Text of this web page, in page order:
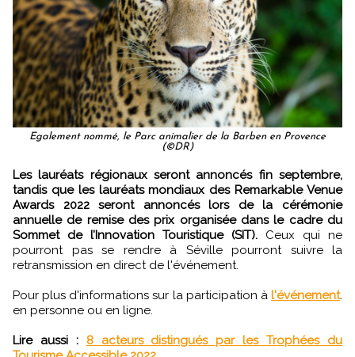
Egalement nommé, le Parc animalier de la Barben en Provence
(©DR)
Les lauréats régionaux seront annoncés fin septembre,
tandis que les lauréats mondiaux des Remarkable Venue
Awards 2022 seront annoncés lors de la cérémonie
annuelle de remise des prix organisée dans le cadre du
Sommet de l’Innovation Touristique (SIT). Ceux qui ne
pourront pas se rendre à Séville pourront suivre la
retransmission en direct de l'événement.
Pour plus d'informations sur la participation à l'événement.
en personne ou en ligne.
Lire aussi :
8 acteurs distingués par les Trophées du